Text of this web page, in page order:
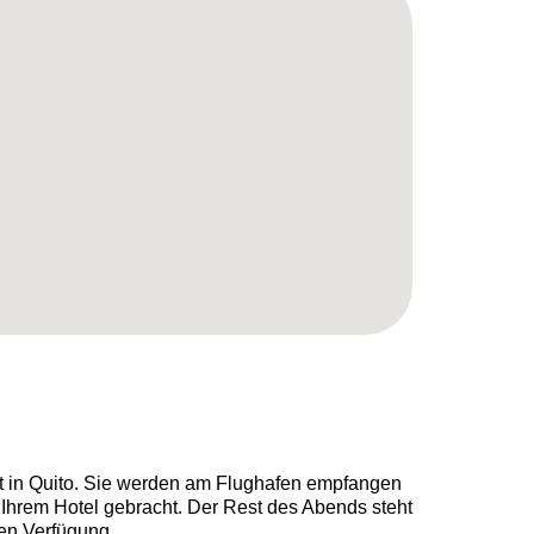
in Quito. Sie werden am Flughafen empfangen
Hotel gebracht. Der Rest des Abends steht